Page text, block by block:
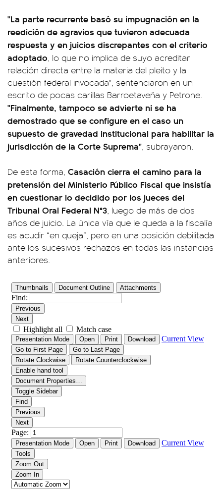
"La parte recurrente basó su impugnación en la
reedición de agravios que tuvieron adecuada
respuesta y en juicios discrepantes con el criterio
adoptado, lo que no implica de suyo acreditar
relación directa entre la materia del pleito y la
cuestión federal invocada", sentenciaron en un
escrito de pocas carillas Barroetaveña y Petrone.
"Finalmente, tampoco se advierte ni se ha
demostrado que se configure en el caso un
supuesto de gravedad institucional para habilitar la
jurisdicción de la Corte Suprema", subrayaron.
De esta forma, Casación cierra el camino para la
pretensión del Ministerio Público Fiscal que insistía
en cuestionar lo decidido por los jueces del
Tribunal Oral Federal N°3, luego de más de dos
años de juicio. La única vía que le queda a la fiscalía
es acudir “en queja”, pero en una posición debilitada
ante los sucesivos rechazos en todas las instancias
anteriores.